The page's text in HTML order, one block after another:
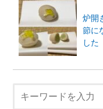
炉開
節に
した